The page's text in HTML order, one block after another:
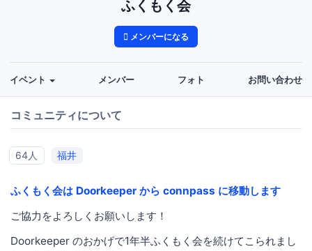
ふくもく会
メンバーになる
イベント メンバー フォト お問い合わせ
コミュニティについて
64人 福井
ふくもく会は Doorkeeper から connpass に移動します
ご協力をよろしくお願いします！
Doorkeeper のおかげで1年半ふくもく会を続けてこられまし